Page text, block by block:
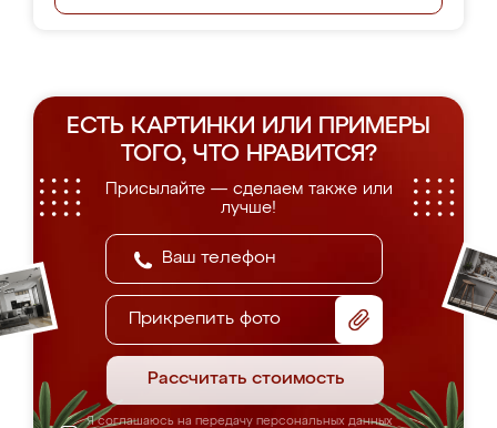
ЕСТЬ КАРТИНКИ ИЛИ ПРИМЕРЫ
ТОГО, ЧТО НРАВИТСЯ?
Присылайте — сделаем также или
лучше!
Прикрепить фото
Рассчитать стоимость
Я соглашаюсь на передачу персональных данных